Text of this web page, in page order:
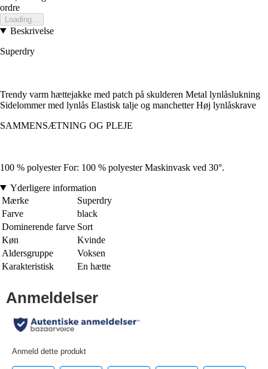
ordre
Loading...
Beskrivelse
Superdry
Trendy varm hættejakke med patch på skulderen Metal lynlåslukning
Sidelommer med lynlås Elastisk talje og manchetter Høj lynlåskrave
SAMMENSÆTNING OG PLEJE
100 % polyester For: 100 % polyester Maskinvask ved 30°.
Yderligere information
Mærke
Superdry
Farve
black
Dominerende farve Sort
Køn
Kvinde
Aldersgruppe
Voksen
Karakteristisk
En hætte